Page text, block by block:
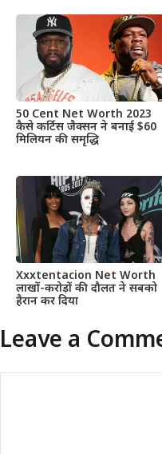
50 Cent Net Worth 2023
कैसे कर्टिस जैक्सन ने बनाई $60
मिलियन की समृद्धि
Xxxtentacion Net Worth
लाखों-करोड़ों की दौलत ने सबको
हैरान कर दिया
Leave a